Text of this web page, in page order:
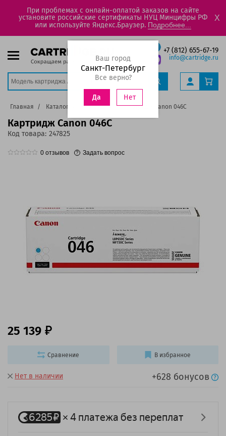
При проблемах с онлайн-оплатой заказов на сайте
установите российские сертификаты НУЦ Минцифры РФ
или используйте Яндекс.Браузер. Подробнее...
X
+7 (812) 655-67-19
info@cartridge.ru
Ваш город
Санкт-Петербург
Все верно?
Да Нет
Главная Каталог Картриджи Картридж Canon 046C
Картридж Canon 046C
Код товара: 247825
0 отзывов Задать вопрос
Нет в наличии +628 бонусов
25 139
Сравнение В избранное